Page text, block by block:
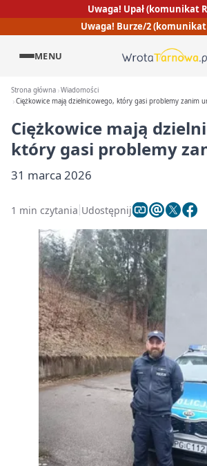
Uwaga! Upał (komunikat
Uwaga! Burze/2 (komunikat
MENU
Strona główna Wiadomości
Ciężkowice mają dzielnicowego, który gasi problemy zanim
Ciężkowice mają
który gasi problemy
31 marca 2026
1 min czytania Udostępnij